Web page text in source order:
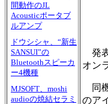
間動作のJL
Acousticポータブ
ルアンプ
ドウシシャ、“新生
SANSUI”の
Bluetoothスピーカ
ー4機種
MJSOFT、moshi
audioの焼結セラミ
発
オン
同
のア